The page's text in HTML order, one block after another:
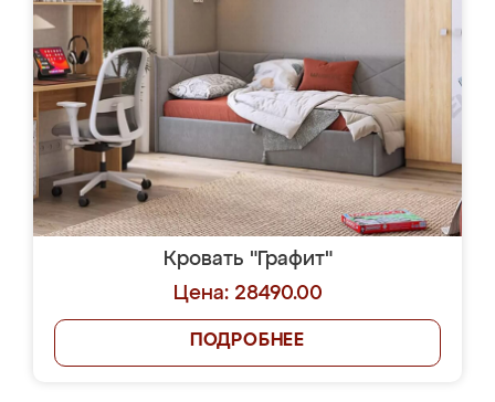
Кровать "Графит"
Цена: 28490.00
ПОДРОБНЕЕ